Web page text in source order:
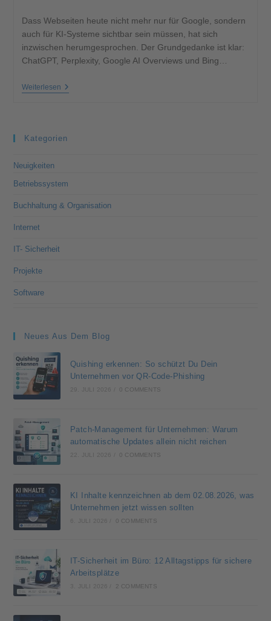
Dass Webseiten heute nicht mehr nur für Google, sondern
auch für KI-Systeme sichtbar sein müssen, hat sich
inzwischen herumgesprochen. Der Grundgedanke ist klar:
ChatGPT, Perplexity, Google AI Overviews und Bing…
Weiterlesen
Kategorien
Neuigkeiten
Betriebssystem
Buchhaltung & Organisation
Internet
IT- Sicherheit
Projekte
Software
Neues Aus Dem Blog
Quishing erkennen: So schützt Du Dein
Unternehmen vor QR-Code-Phishing
29. JULI 2026 0 COMMENTS
Patch-Management für Unternehmen: Warum
automatische Updates allein nicht reichen
22. JULI 2026 0 COMMENTS
KI Inhalte kennzeichnen ab dem 02.08.2026, was
Unternehmen jetzt wissen sollten
6. JULI 2026 0 COMMENTS
IT-Sicherheit im Büro: 12 Alltagstipps für sichere
Arbeitsplätze
3. JULI 2026 2 COMMENTS